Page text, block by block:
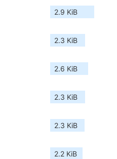
2.9 KiB
2.3 KiB
2.6 KiB
2.3 KiB
2.3 KiB
2.2 KiB